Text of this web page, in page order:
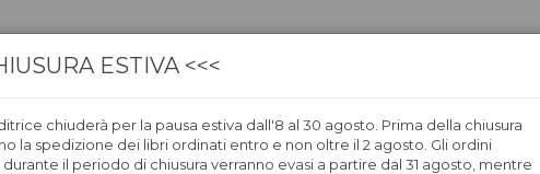
LIBRERIE ÀNCORAWOW
ESTIVA <<<
chiuderà per la pausa estiva dall'8 al 30 agosto. Prima della chiusura
la spedizione dei libri ordinati entro e non oltre il 2 agosto. Gli ordini
il periodo di chiusura verranno evasi a partire dal 31 agosto, mentre